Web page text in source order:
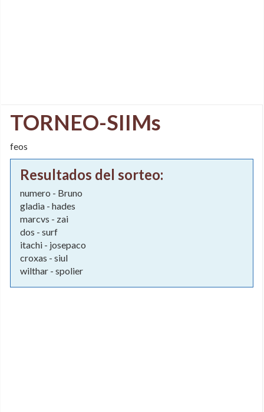
TORNEO-SIIMs
feos
Resultados del sorteo:
numero - Bruno
gladia - hades
marcvs - zai
dos - surf
itachi - josepaco
croxas - siul
wilthar - spolier